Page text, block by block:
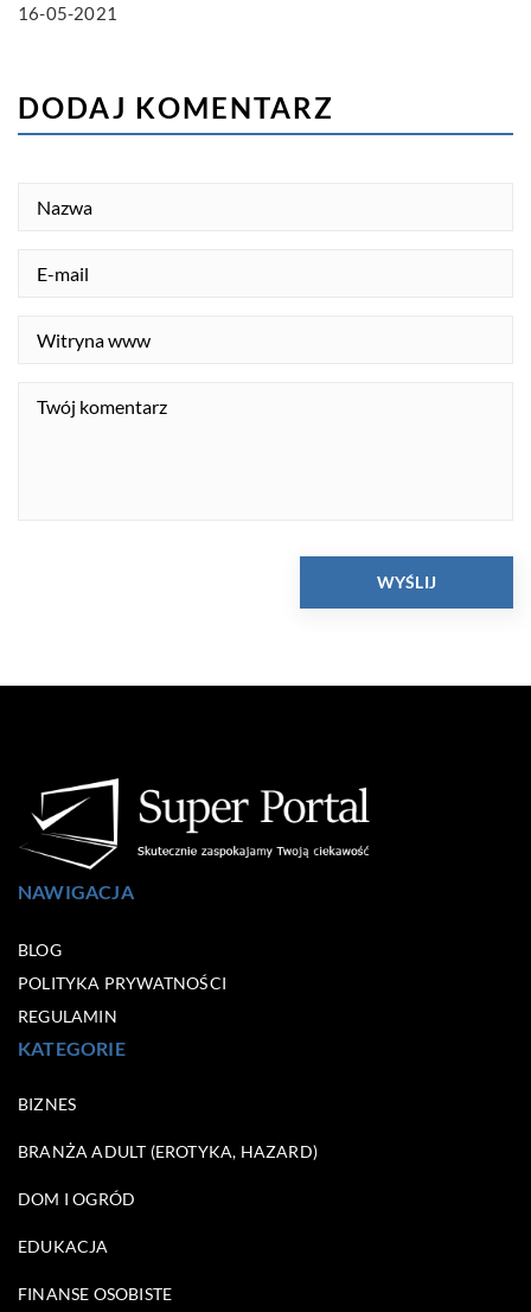
16-05-2021
DODAJ KOMENTARZ
NAWIGACJA
BLOG
POLITYKA PRYWATNOŚCI
REGULAMIN
KATEGORIE
BIZNES
BRANŻA ADULT (EROTYKA, HAZARD)
DOM I OGRÓD
EDUKACJA
FINANSE OSOBISTE